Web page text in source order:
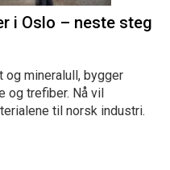
i Oslo – neste steg
og mineralull, bygger
og trefiber. Nå vil
til norsk industri.